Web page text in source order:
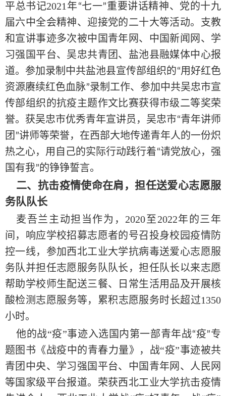
平总书记2021年 “七一”重要讲话精神、党的十九
届六中全会精神、迎接党的二十大等活动。支教
和宣讲事迹多次被中国青年网、中国新闻网、学
习强国平台、吴忠共青团、盐池县融媒体中心报
道。参加录制中共盐池县宣传部组织的“用好红色
资源赓续红色血脉”录制工作、参加中共吴忠市宣
传部组织的抗疫主题作文比赛获得市级二等奖荣
誉。获吴忠市优秀青年宣讲员，吴忠市“青年讲师
团 ”讲师等荣誉，在西部大地传递青年人的一份炽
热之心，用自己的实际行动践行着“请党放心，强
国有我”的铮铮誓言。
二、抗击疫情使命在肩，担任送爱心志愿服
务队队长
麦吾兰主动担当作为，2020至2022年的三年
间，响应学校招募志愿者的号召投身校园疫情防
控一线，参加西北工业大学抗病毒送爱心志愿服
务队并担任志愿服务队队长，担任队长以来志愿
帮助学校师生配送三餐、日常生活用品及开展核
酸检测志愿服务等，累积志愿服务时长超过1350
小时。
他的战“疫”事迹入选国内第一部青年战“疫”专
题图书《战疫中的青春力量》，战“疫”事迹被共
青团中央、学习强国平台、中国青年网、人民网
等国家级平台报道。荣获西北工业大学抗击疫情